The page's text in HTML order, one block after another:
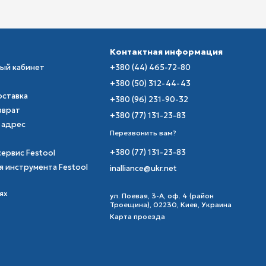
кабинет
Festool
инструмента Festool
Контактная информация
+380 (44) 465-72-80
+380 (50) 312-44-43
+380 (96) 231-90-32
+380 (77) 131-23-83
Перезвонить вам?
+380 (77) 131-23-83
inalliance@ukr.net
ул. Поевая, 3-А, оф. 4 (район
Троещина), 02230, Киев, Украина
Карта проезда